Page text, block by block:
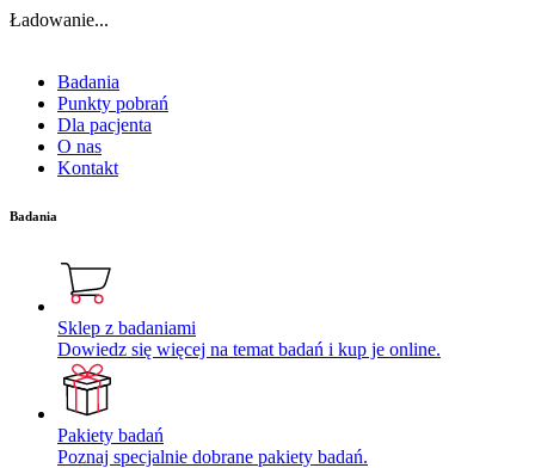
Ładowanie...
Badania
Punkty pobrań
Dla pacjenta
O nas
Kontakt
Badania
Sklep z badaniami
Dowiedz się więcej na temat badań i kup je online.
Pakiety badań
Poznaj specjalnie dobrane pakiety badań.